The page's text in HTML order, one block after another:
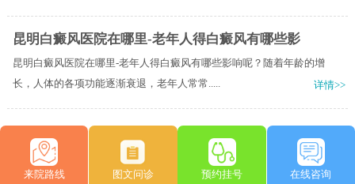
昆明白癜风医院在哪里-老年人得白癜风有哪些影
昆明白癜风医院在哪里-老年人得白癜风有哪些影响呢？随着年龄的增
长，人体的各项功能逐渐衰退，老年人常常.....
详情>>
来院路线 图文问诊 预约挂号 在线咨询